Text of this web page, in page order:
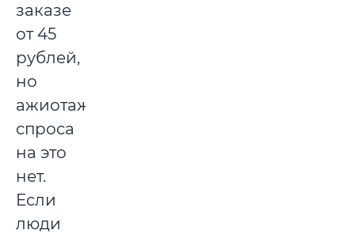
заказе
от 45
рублей,
но
ажиотажного
спроса
на это
нет.
Если
люди